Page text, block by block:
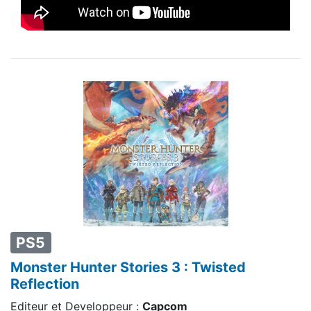
PS5
Monster Hunter Stories 3 : Twisted
Reflection
Editeur et Developpeur : Capcom